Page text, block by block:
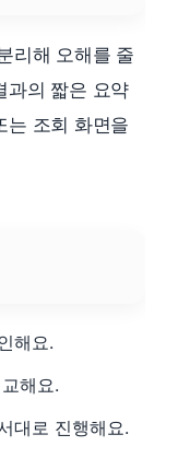
리해 오해를 줄
과의 짧은 요약
는 조회 화면을
해요.
해요.
대로 진행해요.